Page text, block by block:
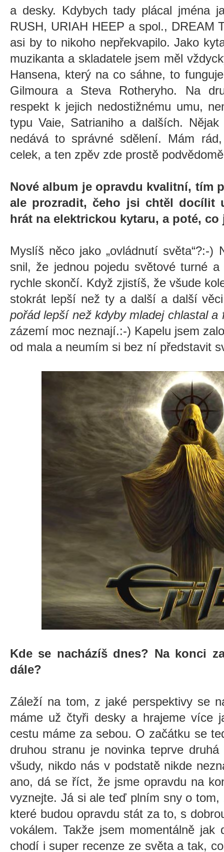
a desky. Kdybych tady plácal jména
RUSH, URIAH HEEP a spol., DREAM
asi by to nikoho nepřekvapilo. Jako
muzikanta a skladatele jsem měl
Hansena, který na co sáhne, to
Gilmoura a Steva Rotheryho. Na
respekt k jejich nedostižnému umu,
typu Vaie, Satrianiho a dalších.
nedává to správné sdělení. Mám
celek, a ten zpěv zde prostě
Nové album je opravdu kvalitní, tím
ale prozradit, čeho jsi chtěl docílit
hrát na elektrickou kytaru, a poté, co
Myslíš něco jako „ovládnutí světa“?:-)
snil, že jednou pojedu světové turné
rychle skončí. Když zjistíš, že všude
stokrát lepší než ty a další a další
pořád lepší než kdyby mladej chlastal a
zázemí moc neznají.:-) Kapelu jsem
od mala a neumím si bez ní představit
Kde se nacházíš dnes? Na konci
dále?
Záleží na tom, z jaké perspektivy se
máme už čtyři desky a hrajeme více
cestu máme za sebou. O začátku se
druhou stranu je novinka teprve
všudy, nikdo nás v podstatě nikde
ano, dá se říct, že jsme opravdu na
vyznejte. Já si ale teď plním sny o tom,
které budou opravdu stát za to, s
vokálem. Takže jsem momentálně jak
chodí i super recenze ze světa a tak,